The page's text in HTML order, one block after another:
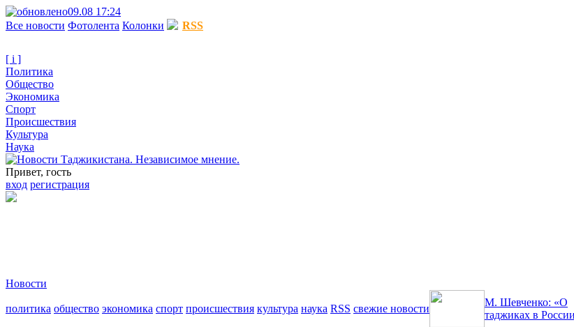
09.08 17:24
Все новости Фотолента Колонки RSS
[ i ]
Политика
Общество
Экономика
Спорт
Происшествия
Культура
Наука
Привет, гость
вход регистрация
Новости
политика общество экономика спорт происшествия культура наука RSS свежие новости
М. Шевченко: «О
таджиках в